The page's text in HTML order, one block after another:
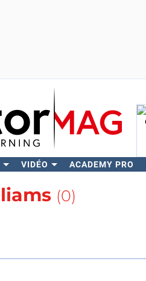
VIDÉO ACADEMY PRO
(0)